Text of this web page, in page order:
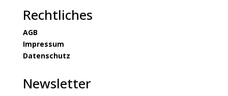
Rechtliches
AGB
Impressum
Datenschutz
Newsletter